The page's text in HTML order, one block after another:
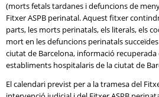
(morts fetals tardanes i defuncions de
Fitxer ASPB perinatal. Aquest fitxer
parts, les morts perinatals, els literals, els
mort en les defuncions perinatals
ciutat de Barcelona, informació
establiments hospitalaris de la ciutat de
El calendari previst per a la tramesa del